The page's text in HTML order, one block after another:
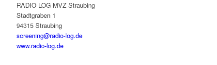
RADIO-LOG MVZ Straubing
Stadtgraben 1
94315 Straubing
screening@radio-log.de
www.radio-log.de